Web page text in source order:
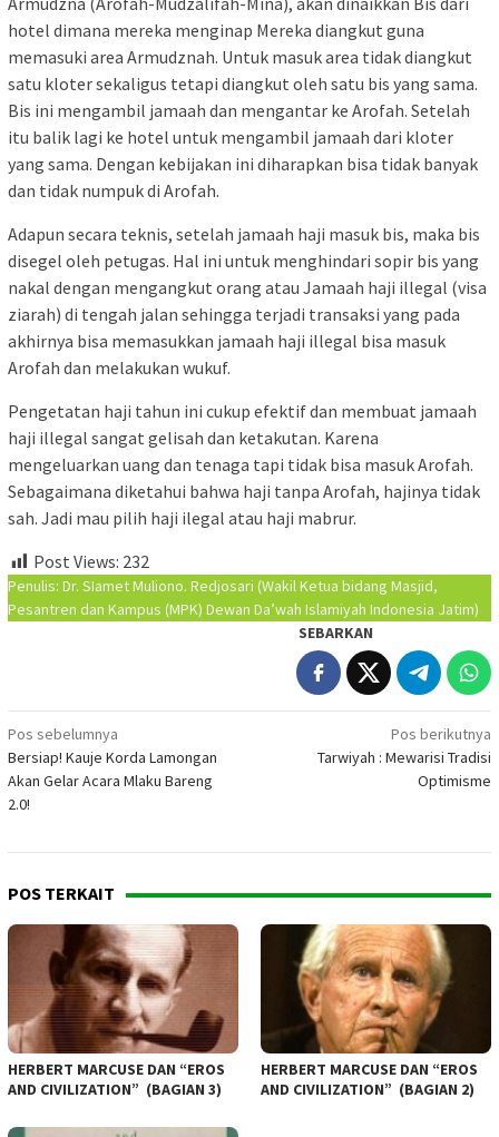
hotel dimana mereka menginap Mereka diangkut guna
memasuki area Armudznah. Untuk masuk area tidak diangkut
satu kloter sekaligus tetapi diangkut oleh satu bis yang sama.
Bis ini mengambil jamaah dan mengantar ke Arofah. Setelah
itu balik lagi ke hotel untuk mengambil jamaah dari kloter
yang sama. Dengan kebijakan ini diharapkan bisa tidak banyak
dan tidak numpuk di Arofah.
Adapun secara teknis, setelah jamaah haji masuk bis, maka bis
disegel oleh petugas. Hal ini untuk menghindari sopir bis yang
nakal dengan mengangkut orang atau Jamaah haji illegal (visa
ziarah) di tengah jalan sehingga terjadi transaksi yang pada
akhirnya bisa memasukkan jamaah haji illegal bisa masuk
Arofah dan melakukan wukuf.
Pengetatan haji tahun ini cukup efektif dan membuat jamaah
haji illegal sangat gelisah dan ketakutan. Karena
mengeluarkan uang dan tenaga tapi tidak bisa masuk Arofah.
Sebagaimana diketahui bahwa haji tanpa Arofah, hajinya tidak
sah. Jadi mau pilih haji ilegal atau haji mabrur.
Post Views: 232
Penulis: Dr. SIamet Muliono. Redjosari (Wakil Ketua bidang Masjid,
Pesantren dan Kampus (MPK) Dewan Da’wah Islamiyah Indonesia Jatim)
SEBARKAN
Navigasi
pos
Pos sebelumnya
Bersiap! Kauje Korda Lamongan
Akan Gelar Acara Mlaku Bareng
2.0!
Pos berikutnya
Tarwiyah : Mewarisi Tradisi
Optimisme
POS TERKAIT
HERBERT MARCUSE DAN “EROS
AND CIVILIZATION” (BAGIAN 3)
HERBERT MARCUSE DAN “EROS
AND CIVILIZATION” (BAGIAN 2)